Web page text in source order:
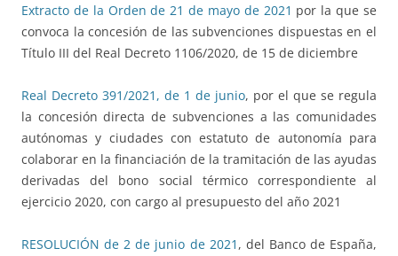
Extracto de la Orden de 21 de mayo de 2021 por la que se
convoca la concesión de las subvenciones dispuestas en el
Título III del Real Decreto 1106/2020, de 15 de diciembre
Real Decreto 391/2021, de 1 de junio, por el que se regula
la concesión directa de subvenciones a las comunidades
autónomas y ciudades con estatuto de autonomía para
colaborar en la financiación de la tramitación de las ayudas
derivadas del bono social térmico correspondiente al
ejercicio 2020, con cargo al presupuesto del año 2021
RESOLUCIÓN de 2 de junio de 2021 , del Banco de España,